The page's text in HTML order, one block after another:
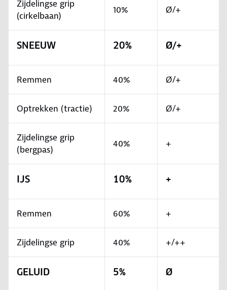
Zijdelingse grip
(cirkelbaan)
10% Ø/+
SNEEUW 20% Ø/+
Remmen 40% Ø/+
Optrekken (tractie) 20% Ø/+
Zijdelingse grip
(bergpas)
40% +
IJS 10% +
Remmen 60% +
Zijdelingse grip 40% +/++
GELUID 5% Ø